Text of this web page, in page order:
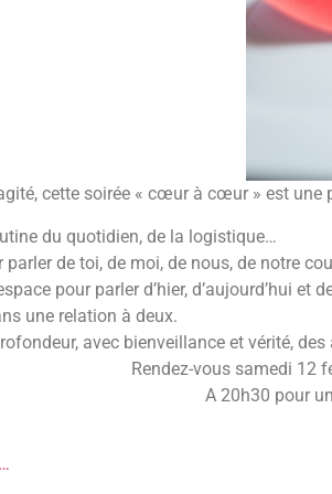
cette soirée « cœur à cœur » est
du quotidien, de la logistique…
parler de toi, de moi, de nous, de notre
pour parler d’hier, d’aujourd’hui
une relation à deux.
avec bienveillance et vérité,
Rendez-vous samedi 12
A 20h30 pour